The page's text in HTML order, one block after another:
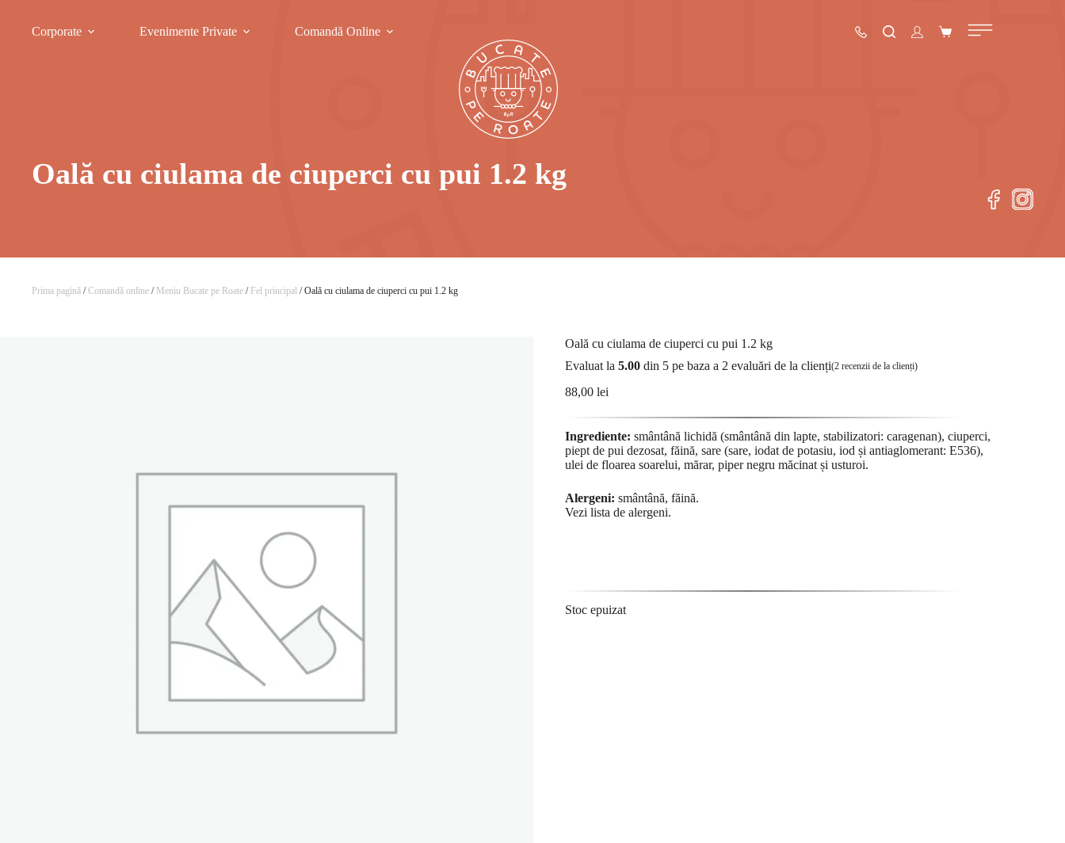
Corporate Evenimente Private Comandă Online
Oală cu ciulama de ciuperci cu pui 1.2 kg
Prima pagină /Comandă online / Meniu Bucate pe Roate / Fel principal / Oală cu ciulama de ciuperci cu pui 1.2 kg
Oală cu ciulama de ciuperci cu pui 1.2 kg
Evaluat la 5.00din 5 pe baza a 2 evaluări de la clienți(2recenzii de la clienți)
88,00 lei
Ingrediente: smântână lichidă (smântână din lapte, stabilizatori: caragenan), ciuperci,
piept de pui dezosat, făină, sare (sare, iodat de potasiu, iod și antiaglomerant: E536),
ulei de floarea soarelui, mărar, piper negru măcinat și usturoi.
Alergeni: smântână, făină.
Vezi lista de alergeni.
Stoc epuizat